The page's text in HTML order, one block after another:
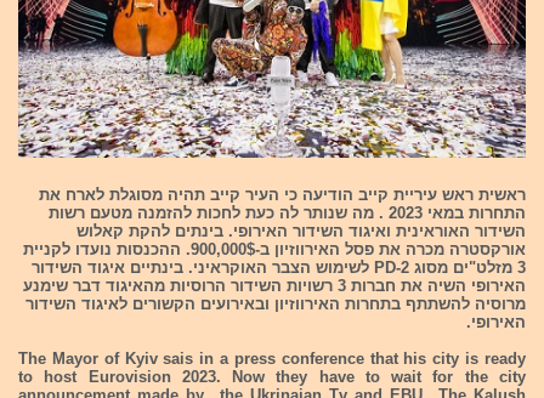
ראשית ראש עיריית קייב הודיעה כי העיר קייב תהיה מסוגלת לארח את
התחרות במאי 2023 . מה שנותר לה כעת לחכות להזמנה מטעם רשות
השידור האוראינית ואיגוד השידור האירופי. בינתים להקת קאלוש
אורקסטרה מכרה את פסל האירווזיון ב-900,000$. ההכנסות נועדו לקניית
3 מזלט"ים מסוג PD-2 לשימוש הצבר האוקראיני. בינתיים איגוד השידור
האירופי השיה את חברות 3 רשויות השידור הרוסיות מהאיגוד דבר שימנע
מרוסיה להשתתף בתחרות האירווזיון ובאירועים הקשורים לאיגוד השידור
האירופי.
The Mayor of Kyiv sais in a press conference that his city is ready
to host Eurovision 2023. Now they have to wait for the city